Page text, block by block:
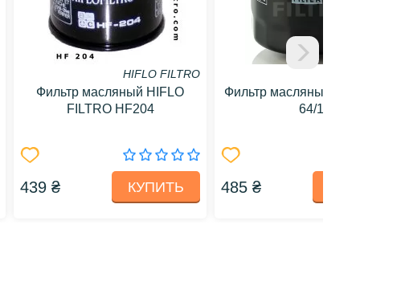
HIFLO FILTRO
Фильтр масляный HIFLO
FILTRO HF204
439 ₴ КУПИТЬ
Фильтр масляный MANN MW
64/1
485 ₴